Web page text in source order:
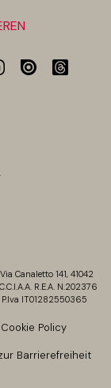
Canaletto 141, 41042
R.E.A. N.202376
P.Iva IT01282550365
Cookie Policy
Barrierefreiheit